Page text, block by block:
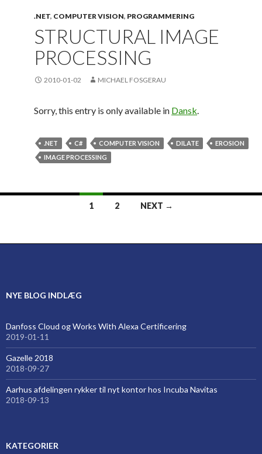
.NET, COMPUTER VISION, PROGRAMMERING
STRUCTURAL IMAGE
PROCESSING
2010-01-02 MICHAEL FOSGERAU
Sorry, this entry is only available in Dansk.
.NET C# COMPUTER VISION DILATE
EROSION
IMAGE PROCESSING
1 2 NEXT →
NYE BLOG INDLÆG
Danfoss Cloud og Works With Alexa Certificering
2019-01-11
Gazelle 2018
2018-09-27
Aarhus afdelingen rykker til nyt kontor hos Incuba Navitas
2018-09-13
KATEGORIER